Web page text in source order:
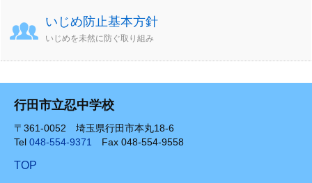
いじめ防止基本方針
いじめを未然に防ぐ取り組み
行田市立忍中学校
〒361-0052 埼玉県行田市本丸18-6
Tel 048-554-9371 Fax 048-554-9558
TOP